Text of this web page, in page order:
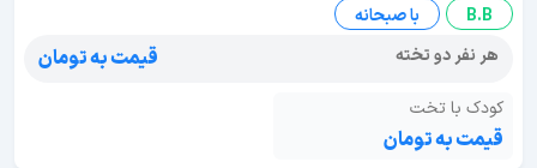
B.B
با صبحانه
هر نفر دو تخته
قیمت به تومان
کودک با تخت
قیمت به تومان